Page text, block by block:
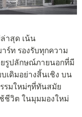
าสุด เน้น
ร์ท รองรับทุกความ
รูปลักษณ์ภายนอกที่มี
เดิมอย่างสิ้นเชิง บน
รมใหม่ๆที่ทันสมัย
ชีวิต ในมุมมองใหม่